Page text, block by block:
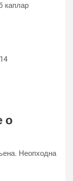
каплар
о
Неопходна